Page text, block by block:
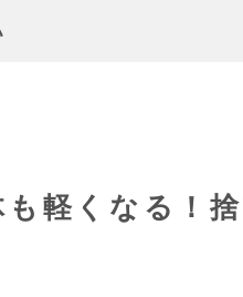
軽くなる！